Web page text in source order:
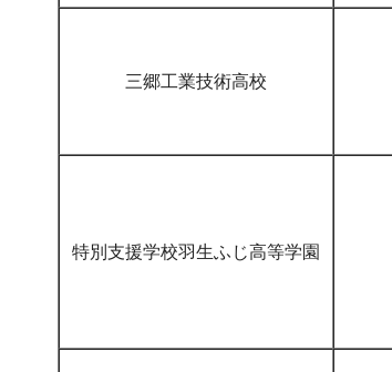
三郷工業技術高校
特別支援学校羽生ふじ高等学園